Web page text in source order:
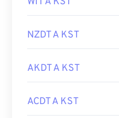
NZDT A KST
AKDT A KST
ACDT A KST